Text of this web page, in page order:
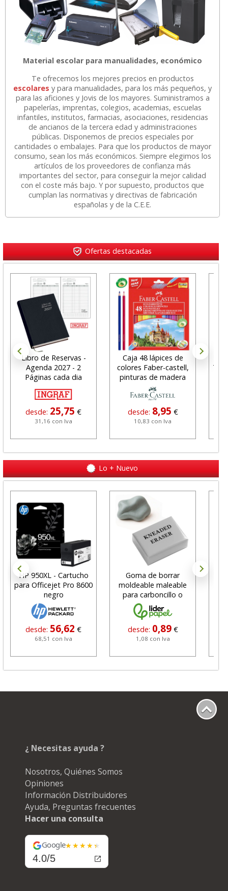
Material escolar para manualidades, económico
Te ofrecemos los mejores precios en productos
escolares y para manualidades, para los más pequeños, y
para las aficiones y Jovis de los mayores. Suministramos a
papelerías, imprentas, colegios, academias, escuelas
infantiles, institutos, farmacias, asociaciones, residencias
de ancianos de la tercera edad y administraciones
públicas. Disponemos de precios especiales por
cantidades o embalajes. Para que los productos de mayor
consumo, sean los más económicos. Siempre elegimos los
artículos de los proveedores de confianza más
importantes del sector, para conseguir la mejor calidad
con el coste más bajo. Y por supuesto, productos que
cumplan las normativas y directivas de fabricación
españolas y de la C.E.E.
Ofertas destacadas
Libro de Reservas -
Agenda 2027 - 2
Páginas cada dia
desde: 25,75 €
31,16 con Iva
Caja 48 lápices de
colores Faber-castell,
pinturas de madera
desde: 8,95 €
10,83 con Iva
Lo + Nuevo
HP 950XL - Cartucho
para Officejet Pro 8600
negro
desde: 56,62 €
68,51 con Iva
Goma de borrar
moldeable maleable
para carboncillo o
grafito
desde: 0,89 €
1,08 con Iva
¿ Necesitas ayuda ?
Nosotros, Quiénes Somos
Opiniones
Información Distribuidores
Ayuda, Preguntas frecuentes
Hacer una consulta
Google
4.0/5